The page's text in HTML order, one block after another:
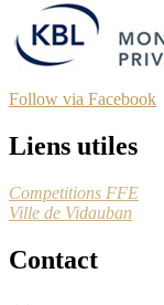
Follow via Facebook
Liens utiles
Competitions FFE
Ville de Vidauban
Contact